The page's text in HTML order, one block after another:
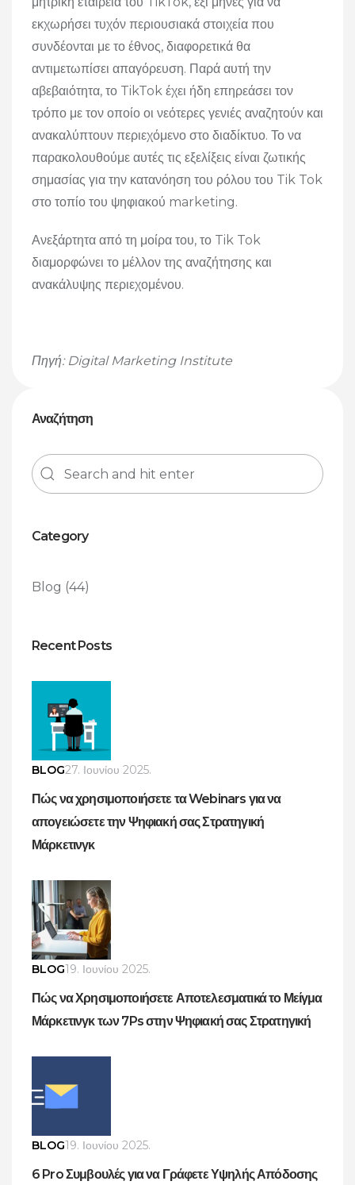
εκχωρήσει τυχόν περιουσιακά στοιχεία που
συνδέονται με το έθνος, διαφορετικά θα
αντιμετωπίσει απαγόρευση. Παρά αυτή την
αβεβαιότητα, το TikTok έχει ήδη επηρεάσει τον
τρόπο με τον οποίο οι νεότερες γενιές αναζητούν και
ανακαλύπτουν περιεχόμενο στο διαδίκτυο. Το να
παρακολουθούμε αυτές τις εξελίξεις είναι ζωτικής
σημασίας για την κατανόηση του ρόλου του Tik Tok
στο τοπίο του ψηφιακού marketing.
Ανεξάρτητα από τη μοίρα του, το Tik Tok
διαμορφώνει το μέλλον της αναζήτησης και
ανακάλυψης περιεχομένου.
Πηγή: Digital Marketing Institute
Αναζήτηση
Category
Blog (44)
Recent Posts
BLOG27. Ιουνίου 2025.
Πώς να χρησιμοποιήσετε τα Webinars για να
απογειώσετε την Ψηφιακή σας Στρατηγική
Μάρκετινγκ
BLOG19. Ιουνίου 2025.
Πώς να Χρησιμοποιήσετε Αποτελεσματικά το Μείγμα
Μάρκετινγκ των 7Ps στην Ψηφιακή σας Στρατηγική
BLOG19. Ιουνίου 2025.
6 Pro Συμβουλές για να Γράφετε Υψηλής Απόδοσης